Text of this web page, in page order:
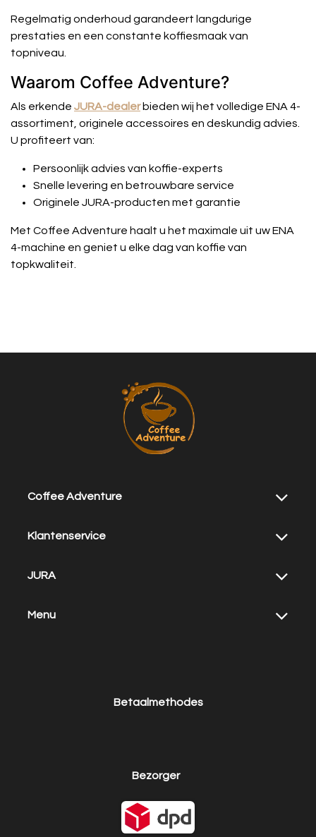
Regelmatig onderhoud garandeert langdurige
prestaties en een constante koffiesmaak van
topniveau.
Waarom Coffee Adventure?
Als erkende JURA-dealerbieden wij het volledige ENA 4-
assortiment, originele accessoires en deskundig advies.
U profiteert van:
Persoonlijk advies van koffie-experts
Snelle levering en betrouwbare service
Originele JURA-producten met garantie
Met Coffee Adventure haalt u het maximale uit uw ENA
4-machine en geniet u elke dag van koffie van
topkwaliteit.
Coffee Adventure
Klantenservice
JURA
Menu
Betaalmethodes
Bezorger